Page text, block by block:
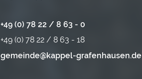
+49 (0) 78 22 / 8 63 - 0
+49 (0) 78 22 / 8 63 - 18
gemeinde@kappel-grafenhausen.de